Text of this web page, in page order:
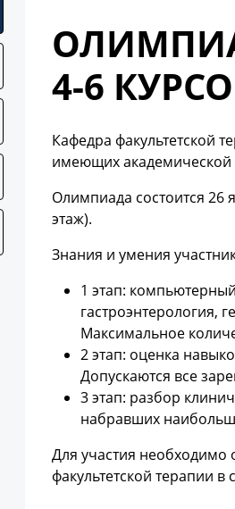
4-6
Кафедра факультетской
имеющих академической
Олимпиада состоится 26
этаж).
Знания и умения
1 этап:
гастроэнтерология,
Максимальное
2 этап: оценка
Допускаются все
3 этап: разбор
набравших
Для участия необходимо
факультетской терапии в